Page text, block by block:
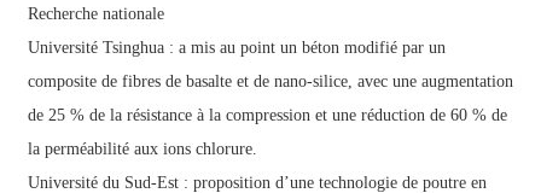
Recherche nationale
Université Tsinghua : a mis au point un béton modifié par un
composite de fibres de basalte et de nano-silice, avec une augmentation
de 25 % de la résistance à la compression et une réduction de 60 % de
la perméabilité aux ions chlorure.
Université du Sud-Est : proposition d’une technologie de poutre en